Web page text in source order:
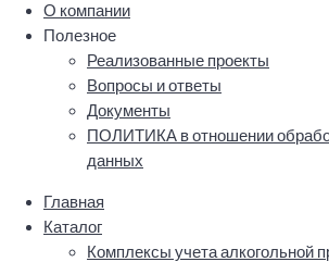
О компании
Полезное
Реализованные проекты
Вопросы и ответы
Документы
ПОЛИТИКА в отношении
данных
Главная
Каталог
Комплексы учета алкогольной